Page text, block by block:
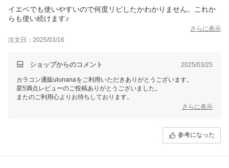
イエベでも使いやすいので何度リピしたかわかりません。これか
らも使い続けます♪
さらに表示
注文日：2025/03/16
ショップからのコメント 2025/03/25
カラコン通販ulunanaをご利用いただきありがとうございます。
星5満点レビューのご投稿ありがとうございました。
またのご利用心よりお待ちしております。
さらに表示
参考になった